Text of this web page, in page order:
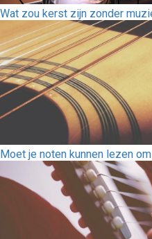
Wat zou kerst zijn zonder
Moet je noten kunnen lezen